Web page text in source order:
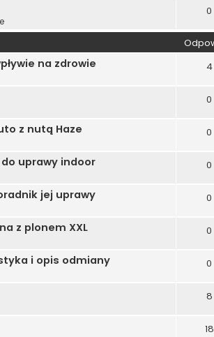
0
na zdrowie 4
0
z nutą Haze 0
uprawy indoor 0
jej uprawy 0
z plonem XXL 0
i opis odmiany 0
8
18